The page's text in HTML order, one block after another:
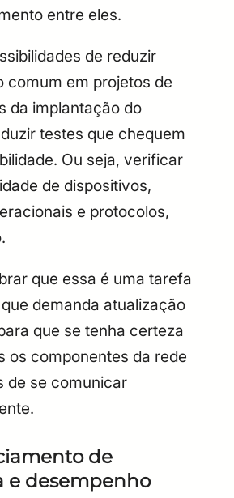
entre eles.
de reduzir
comum em projetos de
da implantação do
testes que chequem
Ou seja, verificar
de dispositivos,
e protocolos,
que essa é uma tarefa
demanda atualização
que se tenha certeza
os componentes da rede
de se comunicar
de
e desempenho